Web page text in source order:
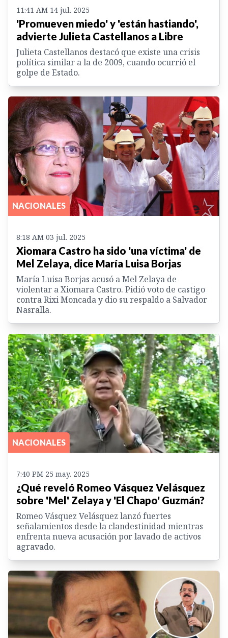
11:41 AM 14 jul. 2025
'Promueven miedo' y 'están hastiando',
advierte Julieta Castellanos a Libre
Julieta Castellanos destacó que existe una crisis
política similar a la de 2009, cuando ocurrió el
golpe de Estado.
NACIONALES
8:18 AM 03 jul. 2025
Xiomara Castro ha sido 'una víctima' de
Mel Zelaya, dice María Luisa Borjas
María Luisa Borjas acusó a Mel Zelaya de
violentar a Xiomara Castro. Pidió voto de castigo
contra Rixi Moncada y dio su respaldo a Salvador
Nasralla.
NACIONALES
7:40 PM 25 may. 2025
¿Qué reveló Romeo Vásquez Velásquez
sobre 'Mel' Zelaya y 'El Chapo' Guzmán?
Romeo Vásquez Velásquez lanzó fuertes
señalamientos desde la clandestinidad mientras
enfrenta nueva acusación por lavado de activos
agravado.